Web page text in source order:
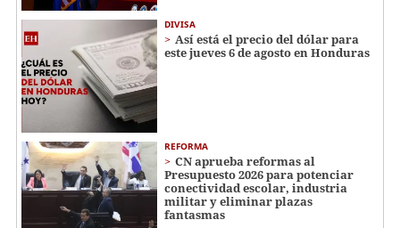
DIVISA
Así está el precio del dólar para
este jueves 6 de agosto en Honduras
REFORMA
CN aprueba reformas al
Presupuesto 2026 para potenciar
conectividad escolar, industria
militar y eliminar plazas
fantasmas